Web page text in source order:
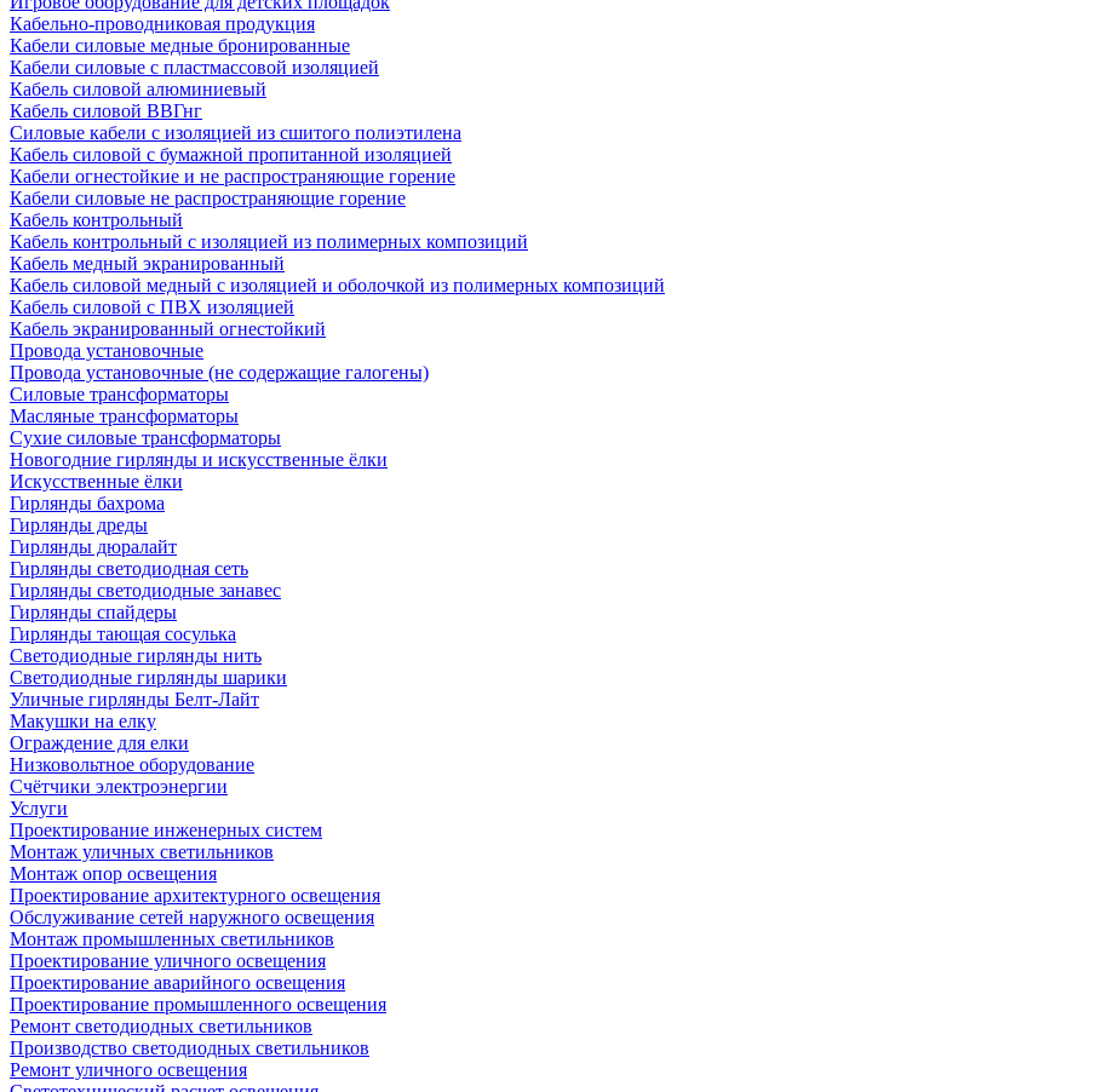
Кабельно-проводниковая продукция
Кабели силовые медные бронированные
Кабели силовые с пластмассовой изоляцией
Кабель силовой алюминиевый
Кабель силовой ВВГнг
Силовые кабели с изоляцией из сшитого полиэтилена
Кабель силовой с бумажной пропитанной изоляцией
Кабели огнестойкие и не распространяющие горение
Кабели силовые не распространяющие горение
Кабель контрольный
Кабель контрольный с изоляцией из полимерных композиций
Кабель медный экранированный
Кабель силовой медный с изоляцией и оболочкой из полимерных композиций
Кабель силовой с ПВХ изоляцией
Кабель экранированный огнестойкий
Провода установочные
Провода установочные (не содержащие галогены)
Силовые трансформаторы
Масляные трансформаторы
Сухие силовые трансформаторы
Новогодние гирлянды и искусственные ёлки
Искусственные ёлки
Гирлянды бахрома
Гирлянды дреды
Гирлянды дюралайт
Гирлянды светодиодная сеть
Гирлянды светодиодные занавес
Гирлянды спайдеры
Гирлянды тающая сосулька
Светодиодные гирлянды нить
Светодиодные гирлянды шарики
Уличные гирлянды Белт-Лайт
Макушки на елку
Ограждение для елки
Низковольтное оборудование
Счётчики электроэнергии
Услуги
Проектирование инженерных систем
Монтаж уличных светильников
Монтаж опор освещения
Проектирование архитектурного освещения
Обслуживание сетей наружного освещения
Монтаж промышленных светильников
Проектирование уличного освещения
Проектирование аварийного освещения
Проектирование промышленного освещения
Ремонт светодиодных светильников
Производство светодиодных светильников
Ремонт уличного освещения